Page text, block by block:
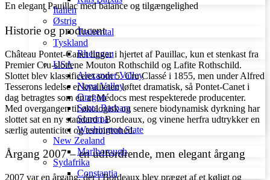
Italien
Østrig
Traisental
Tyskland
Rheingau
USA
Alexander Valley
Napa Valley
Oregon
Santa Barbara
Sonoma
Washington State
New Zealand
Marlborough
Sydafrika
Constantia
En elegant Pauillac med balance og tilgængelighed
Historie og producent
Château Pontet-Canet ligger i hjertet af Pauillac, kun et stenkast fra
Premier Cru-slottene Mouton Rothschild og Lafite Rothschild.
Slottet blev klassificeret som 5. Cru Classé i 1855, men under Alfred
Tesserons ledelse er kvaliteten løftet dramatisk, så Pontet-Canet i
dag betragtes som en af Médocs mest respekterede producenter.
Med overgangen til økologisk og senere biodynamisk dyrkning har
slottet sat en ny standard i Bordeaux, og vinene herfra udtrykker en
særlig autenticitet og terroirtrohed.
Årgang 2007 – en udfordrende, men elegant årgang
2007 var en årgang, der i Bordeaux blev præget af et køligt og